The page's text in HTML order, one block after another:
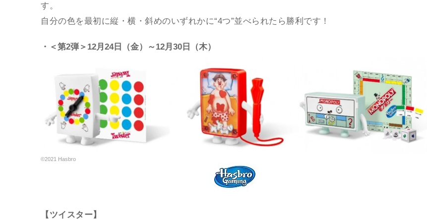
す。
自分の色を最初に縦・横・斜めのいずれかに“4つ”並べられたら勝利です！
・＜第2弾＞12月24日（金）～12月30日（木）
©2021 Hasbro
【ツイスター】